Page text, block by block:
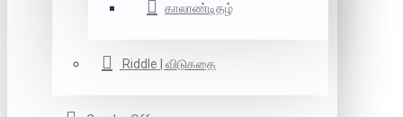
காலாண்டிதழ்
Riddle | விடுகதை